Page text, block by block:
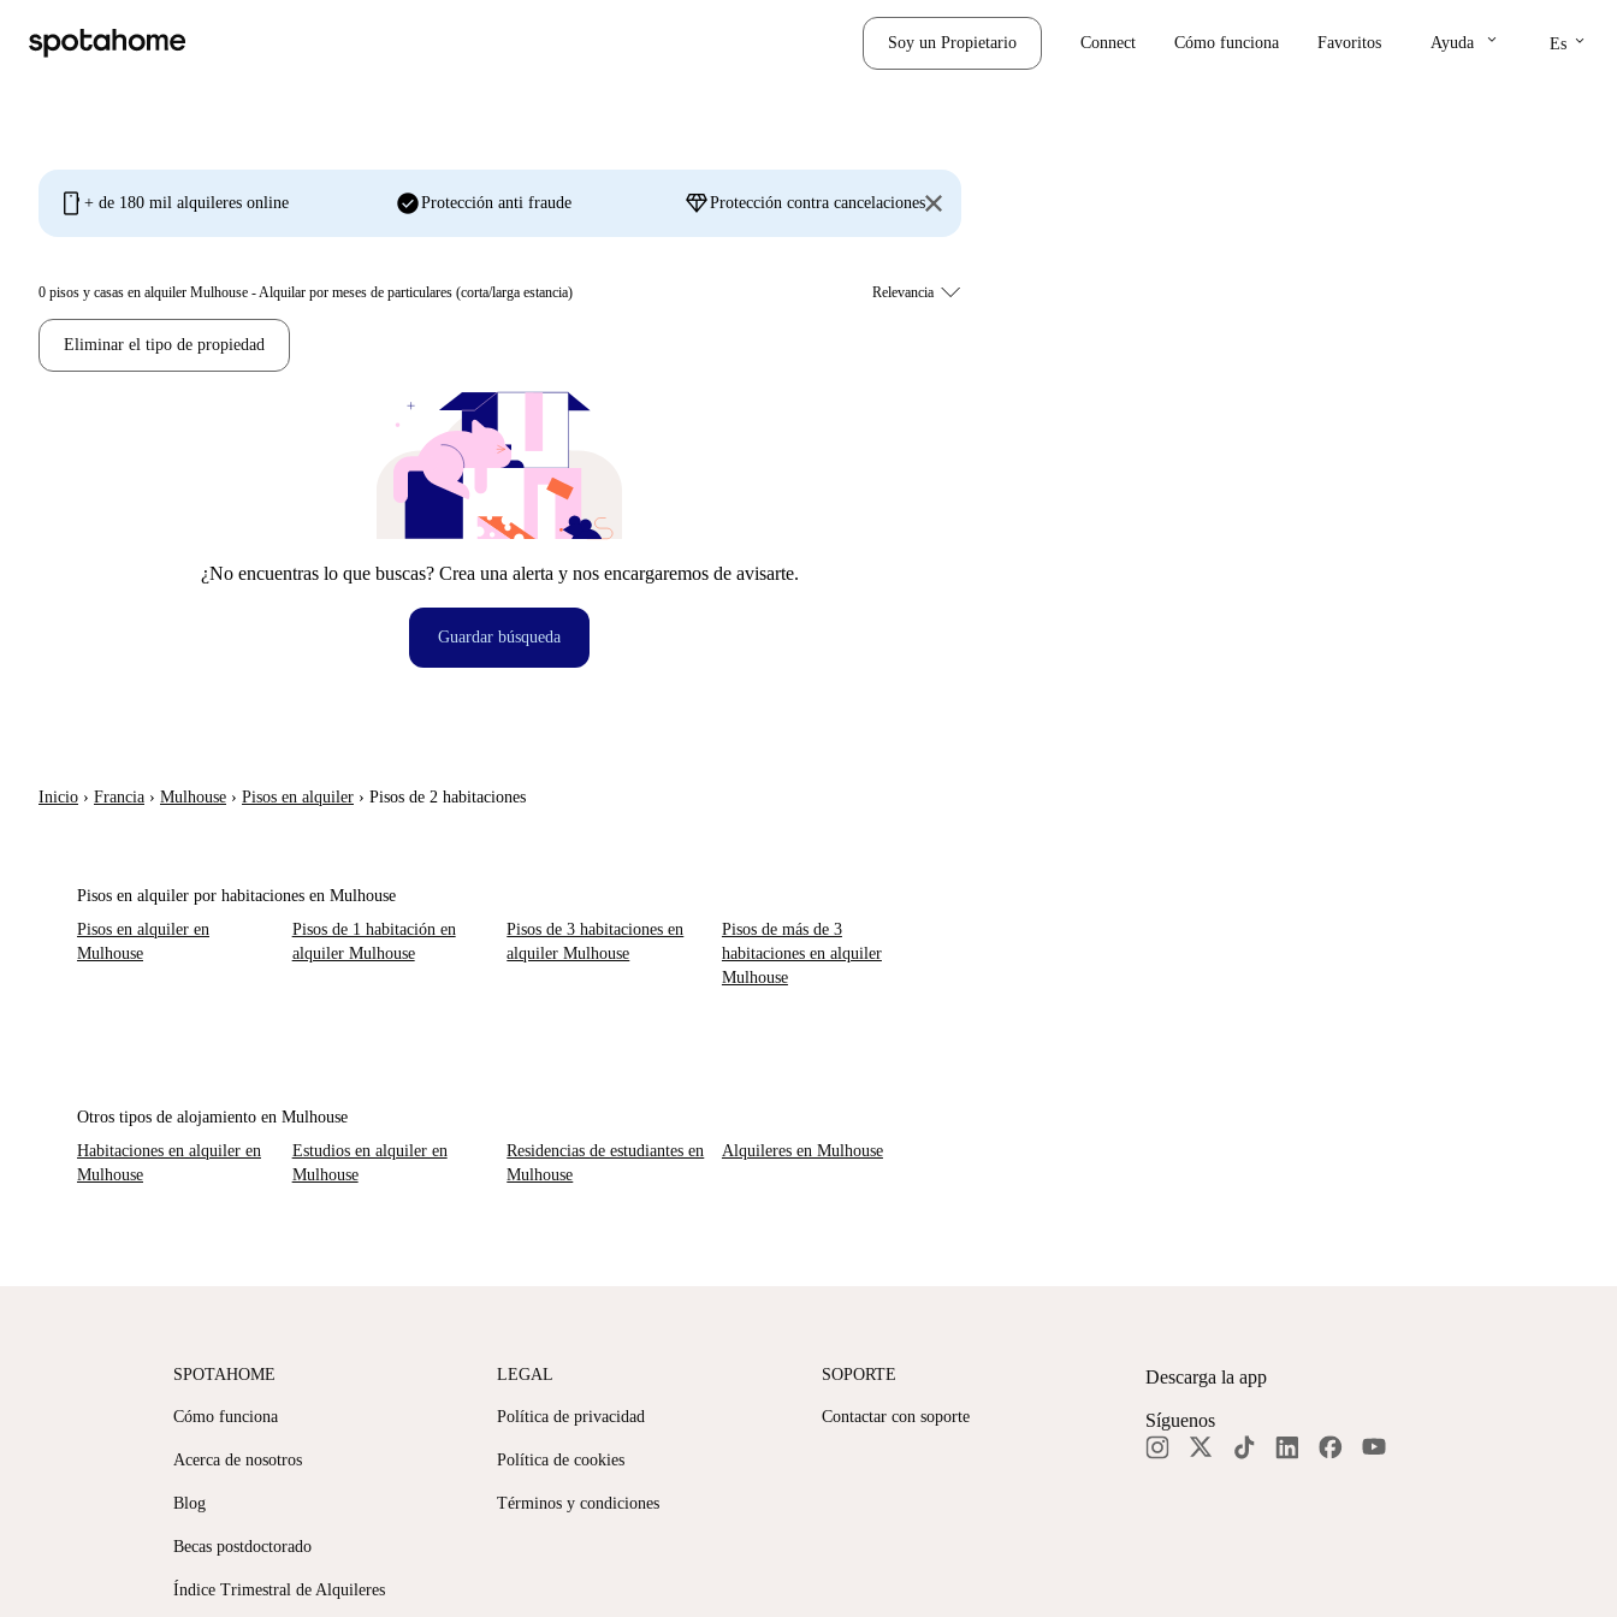
Soy un Propietario Connect Cómo funciona Favoritos Ayuda keyboard_arrow_down Es keyboard_arrow_down
mobile + de 180 mil alquileres online check_circleProtección anti fraude diamondProtección contra cancelaciones
0 pisos y casas en alquiler Mulhouse - Alquilar por meses de particulares (corta/larga estancia)
Eliminar el tipo de propiedad
¿No encuentras lo que buscas? Crea una alerta y nos encargaremos de avisarte.
Guardar búsqueda
Inicio › Francia › Mulhouse › Pisos en alquiler › Pisos de 2 habitaciones
Pisos en alquiler por habitaciones en Mulhouse
Pisos en alquiler en
Mulhouse
Pisos de 1 habitación en
alquiler Mulhouse
Pisos de 3 habitaciones en
alquiler Mulhouse
Pisos de más de 3
habitaciones en alquiler
Mulhouse
Otros tipos de alojamiento en Mulhouse
Habitaciones en alquiler en
Mulhouse
Estudios en alquiler en
Mulhouse
Residencias de estudiantes en
Mulhouse
Alquileres en Mulhouse
SPOTAHOME
Cómo funciona
Acerca de nosotros
Blog
Becas postdoctorado
Índice Trimestral de Alquileres
LEGAL
Política de privacidad
Política de cookies
Términos y condiciones
SOPORTE
Contactar con soporte
Descarga la app
Síguenos